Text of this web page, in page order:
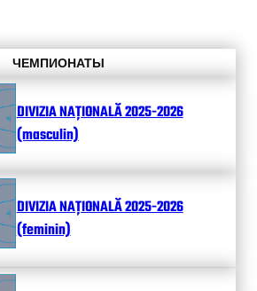
ЧЕМПИОНАТЫ
DIVIZIA NAȚIONALĂ 2025-2026
(masculin)
DIVIZIA NAȚIONALĂ 2025-2026
(feminin)